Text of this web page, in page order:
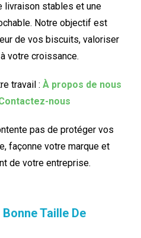
livraison stables et une
Notre objectif est
de vos biscuits, valoriser
votre croissance.
travail : À propos de nous
nous
pas de protéger vos
façonne votre marque et
de votre entreprise.
Taille De